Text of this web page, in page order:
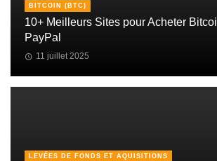
BITCOIN (BTC)
10+ Meilleurs Sites pour Acheter
PayPal
11 juillet 2025
LEVÉES DE FONDS ET AQUISITIONS